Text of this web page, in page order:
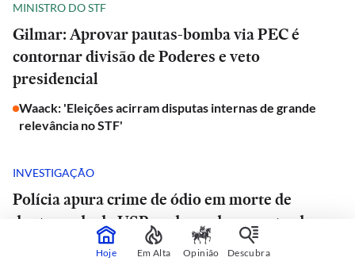
MINISTRO DO STF
Gilmar: Aprovar pautas-bomba via PEC é
contornar divisão de Poderes e veto
presidencial
Waack: 'Eleições acirram disputas internas de grande
relevância no STF'
INVESTIGAÇÃO
Polícia apura crime de ódio em morte de
doutorando da USP e advogado encontrado
morto em estrada de São Paulo
Hoje Em Alta Opinião Descubra